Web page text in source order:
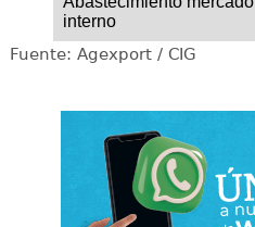
interno
Fuente: Agexport / CIG